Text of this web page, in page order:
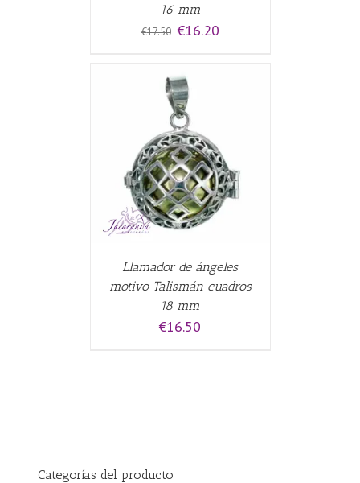
16 mm
€17.50 El
€17.50.
€16.20El
Llamador de ángeles
motivo Talismán cuadros
18 mm
€16.50
Categorías del producto